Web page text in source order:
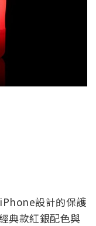
設計的保護
典款紅銀配色與